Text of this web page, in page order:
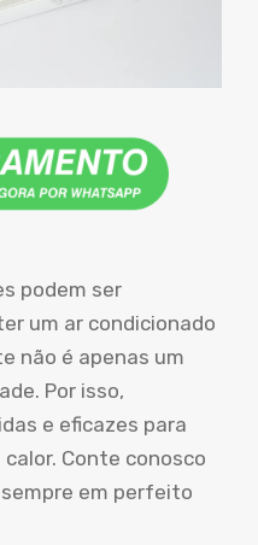
podem ser
um ar condicionado
não é apenas um
Por isso,
e eficazes para
Conte conosco
em perfeito